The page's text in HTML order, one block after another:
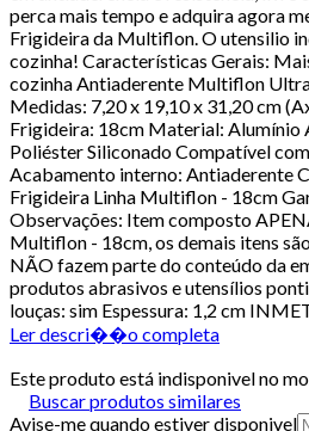
perca mais tempo e adquira agora
Frigideira da Multiflon. O utensilio
cozinha! Características Gerais:
cozinha Antiaderente Multiflon
Medidas: 7,20 x 19,10 x 31,20 cm
Frigideira: 18cm Material: Alumínio
Poliéster Siliconado Compatível
Acabamento interno: Antiaderente
Frigideira Linha Multiflon - 18cm
Observações: Item composto
Multiflon - 18cm, os demais itens
NÃO fazem parte do conteúdo da
produtos abrasivos e utensílios
louças: sim Espessura: 1,2 cm
Ler descri��o completa
Este produto está indisponivel no
Buscar produtos similares
Avise-me quando estiver disponivel